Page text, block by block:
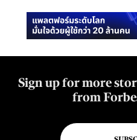
Sign up for more
from